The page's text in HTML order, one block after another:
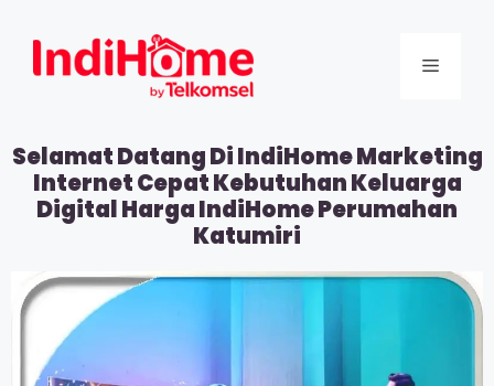
Selamat Datang Di IndiHome Marketing
Internet Cepat Kebutuhan Keluarga
Digital Harga IndiHome Perumahan
Katumiri